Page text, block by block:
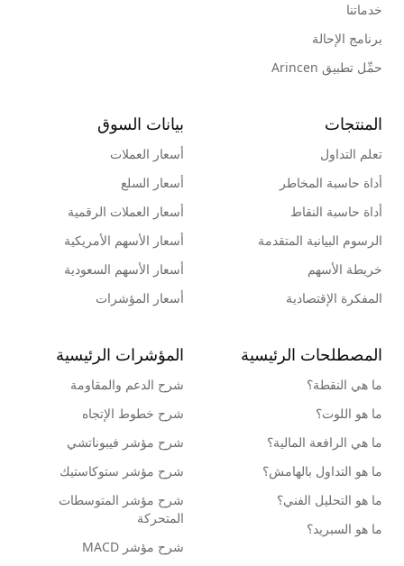
خدماتنا
برنامج الإحالة
حمِّل تطبيق Arincen
المنتجات
تعلم التداول
أداة حاسبة المخاطر
أداة حاسبة النقاط
الرسوم البيانية المتقدمة
خريطة الأسهم
المفكرة الإقتصادية
بيانات السوق
أسعار العملات
أسعار السلع
أسعار العملات الرقمية
أسعار الأسهم الأمريكية
أسعار الأسهم السعودية
أسعار المؤشرات
المصطلحات الرئيسية
ما هي النقطة؟
ما هو اللوت؟
ما هي الرافعة المالية؟
ما هو التداول بالهامش؟
ما هو التحليل الفني؟
ما هو السبريد؟
المؤشرات الرئيسية
شرح الدعم والمقاومة
شرح خطوط الإتجاه
شرح مؤشر فيبوناتشي
شرح مؤشر ستوكاستيك
شرح مؤشر المتوسطات
المتحركة
شرح مؤشر MACD